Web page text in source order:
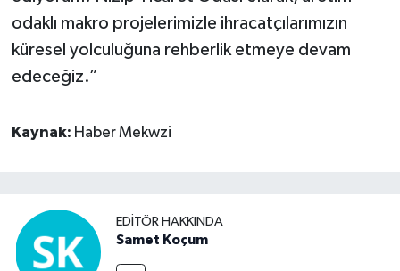
odaklı makro projelerimizle ihracatçılarımızın
küresel yolculuğuna rehberlik etmeye devam
edeceğiz.”
Kaynak: Haber Mekwzi
EDITÖR HAKKINDA
Samet Koçum